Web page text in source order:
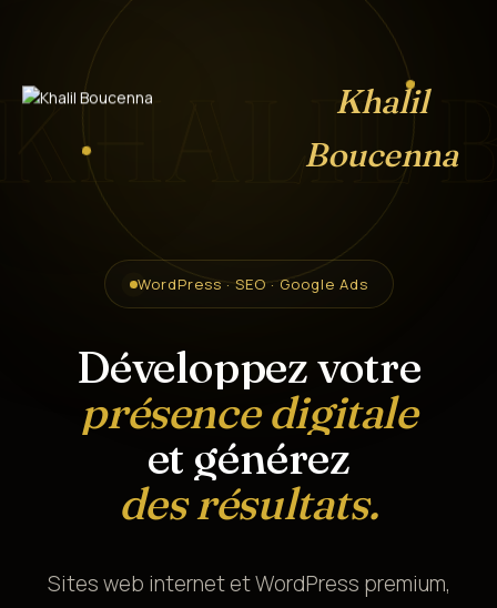
WordPress · SEO · Google Ads
Développez votre
présence digitale
et générez
des résultats.
Sites web internet et WordPress premium,
Khalil
Boucenna